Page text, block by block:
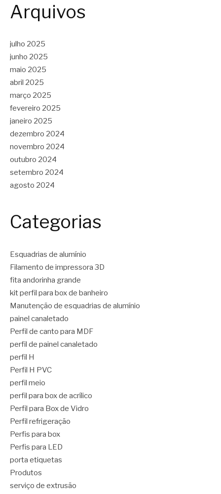
Arquivos
julho 2025
junho 2025
maio 2025
abril 2025
março 2025
fevereiro 2025
janeiro 2025
dezembro 2024
novembro 2024
outubro 2024
setembro 2024
agosto 2024
Categorias
Esquadrias de alumínio
Filamento de impressora 3D
fita andorinha grande
kit perfil para box de banheiro
Manutenção de esquadrias de alumínio
painel canaletado
Perfil de canto para MDF
perfil de painel canaletado
perfil H
Perfil H PVC
perfil meio
perfil para box de acrílico
Perfil para Box de Vidro
Perfil refrigeração
Perfis para box
Perfis para LED
porta etiquetas
Produtos
serviço de extrusão